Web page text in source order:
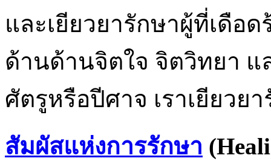
และเยียวยารักษาผู้ที่เดือ
ด้านด้านจิตใจ จิตวิทยา แ
ศัตรูหรือปีศาจ เราเยียว
สัมผัสแห่งการรักษา